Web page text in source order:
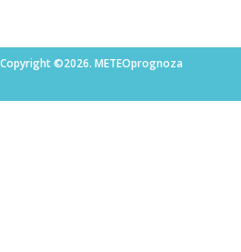
Copyright ©2026. METEOprognoza